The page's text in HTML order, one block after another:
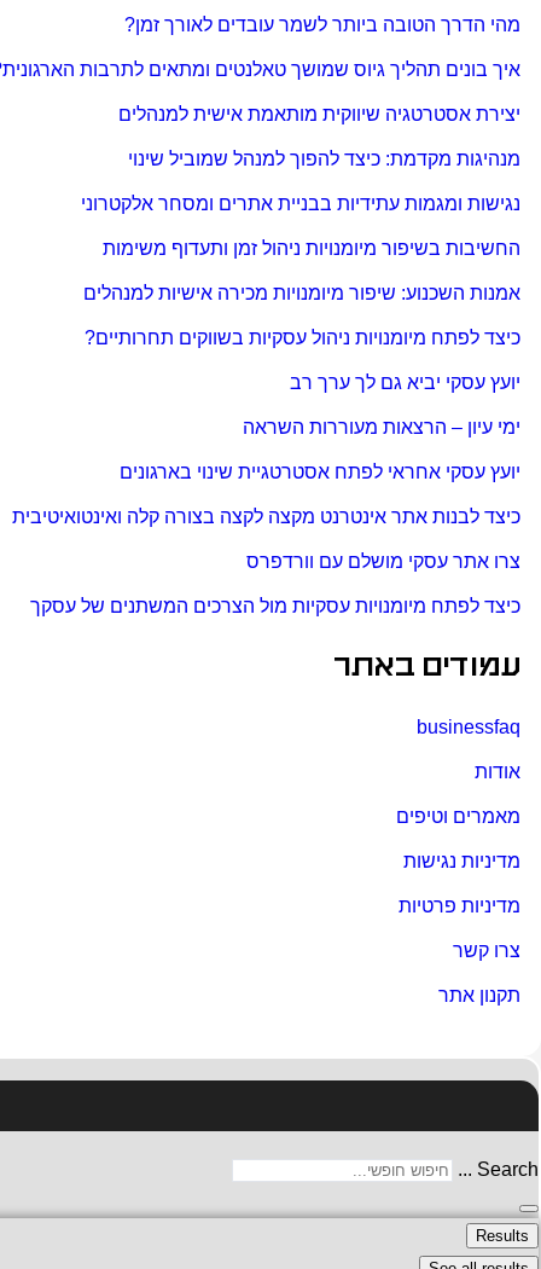
מהי הדרך הטובה ביותר לשמר עובדים לאורך זמן?
איך בונים תהליך גיוס שמושך טאלנטים ומתאים לתרבות
יצירת אסטרטגיה שיווקית מותאמת אישית למנהלים
מנהיגות מקדמת: כיצד להפוך למנהל שמוביל שינוי
נגישות ומגמות עתידיות בבניית אתרים ומסחר אלקטרוני
החשיבות בשיפור מיומנויות ניהול זמן ותעדוף משימות
אמנות השכנוע: שיפור מיומנויות מכירה אישיות למנהלים
כיצד לפתח מיומנויות ניהול עסקיות בשווקים תחרותיים?
יועץ עסקי יביא גם לך ערך רב
ימי עיון – הרצאות מעוררות השראה
יועץ עסקי אחראי לפתח אסטרטגיית שינוי בארגונים
כיצד לבנות אתר אינטרנט מקצה לקצה בצורה קלה ואינטואיטיבית
צרו אתר עסקי מושלם עם וורדפרס
כיצד לפתח מיומנויות עסקיות מול הצרכים המשתנים של עסקך
עמודים באתר
businessfaq
אודות
מאמרים וטיפים
מדיניות נגישות
מדיניות פרטיות
צרו קשר
תקנון אתר
Search ...
Results